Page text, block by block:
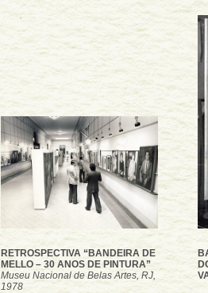
RETROSPECTIVA “BANDEIRA DE
MELLO – 30 ANOS DE PINTURA”
Museu Nacional de Belas Artes, RJ,
1978